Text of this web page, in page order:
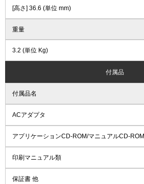
[高さ] 36.6 (単位 mm)
重量
3.2 (単位 Kg)
付属品
付属品名
ACアダプタ
アプリケーションCD-ROM/マニュアルCD-ROM
印刷マニュアル類
保証書 他